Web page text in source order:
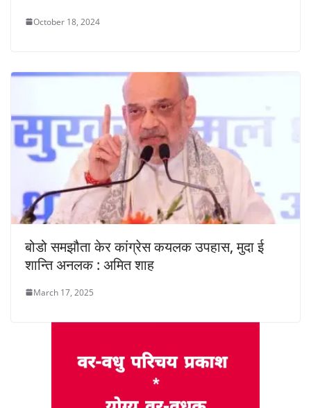
October 18, 2024
बोडो समझौता केर कांग्रेस कयलक उपहास, मुदा ई
शान्ति अनलक : अमित शाह
March 17, 2025